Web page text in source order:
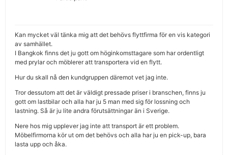
Kan mycket väl tänka mig att det behövs flyttfirma för en vis kategori
av samhället.
I Bangkok finns det ju gott om höginkomsttagare som har ordentligt
med prylar och möblerer att transportera vid en flytt.
Hur du skall nå den kundgruppen däremot vet jag inte.
Tror dessutom att det är väldigt pressade priser i branschen, finns ju
gott om lastbilar och alla har ju 5 man med sig för lossning och
lastning. Så är ju lite andra förutsättningar än i Sverige.
Nere hos mig upplever jag inte att transport är ett problem.
Möbelfirmorna kör ut om det behövs och alla har ju en pick-up, bara
lasta upp och åka.